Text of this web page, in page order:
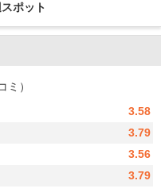
ポット
ミ）
3.58
3.79
3.56
3.79